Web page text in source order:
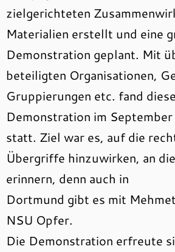
zielgerichteten
Materialien erstellt und eine
Demonstration geplant. Mit
beteiligten Organisationen,
Gruppierungen etc. fand diese
Demonstration im
statt. Ziel war es, auf die
Übergriffe hinzuwirken, an
erinnern, denn auch in
Dortmund gibt es mit
NSU Opfer.
Die Demonstration erfreute